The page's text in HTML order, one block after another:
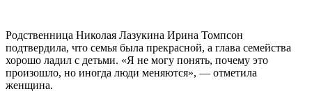
Родственница Николая Лазукина Ирина Томпсон
подтвердила, что семья была прекрасной, а глава семейства
хорошо ладил с детьми. «Я не могу понять, почему это
произошло, но иногда люди меняются», — отметила
женщина.